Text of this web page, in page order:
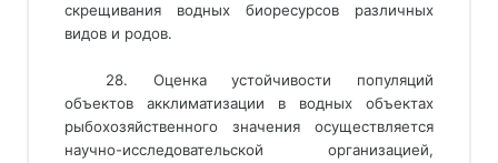
скрещивания водных биоресурсов различных
видов и родов.
28. Оценка устойчивости популяций
объектов акклиматизации в водных объектах
рыбохозяйственного значения осуществляется
научно-исследовательской организацией,